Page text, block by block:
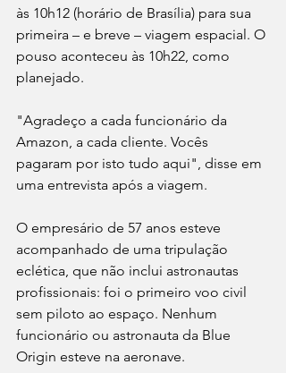
às 10h12 (horário de Brasília) para sua
primeira – e breve – viagem espacial. O
pouso aconteceu às 10h22, como
planejado.
"Agradeço a cada funcionário da
Amazon, a cada cliente. Vocês
pagaram por isto tudo aqui", disse em
uma entrevista após a viagem.
O empresário de 57 anos esteve
acompanhado de uma tripulação
eclética, que não inclui astronautas
profissionais: foi o primeiro voo civil
sem piloto ao espaço. Nenhum
funcionário ou astronauta da Blue
Origin esteve na aeronave.